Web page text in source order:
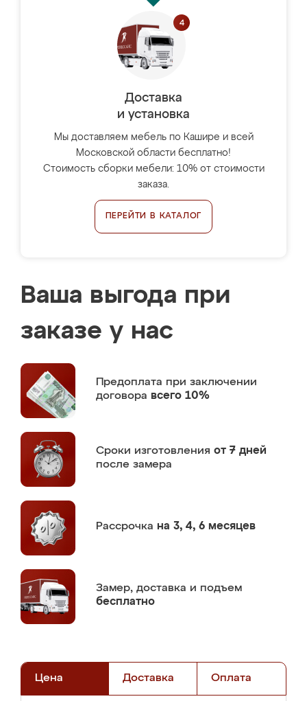
Доставка
и установка
Мы доставляем мебель по Кашире и всей
Московской области бесплатно!
Стоимость сборки мебели: 10% от стоимости
заказа.
ПЕРЕЙТИ В КАТАЛОГ
Ваша выгода при
заказе у нас
Предоплата при заключении
договора всего 10%
Сроки изготовления от 7 дней
после замера
Рассрочка на 3, 4, 6 месяцев
Замер, доставка и подъем
бесплатно
Цена Доставка Оплата